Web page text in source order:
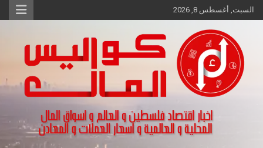
Skip
to
السبت, أغسطس 8, 2026
اخبار اقتصاد فلسطين و العالم و تقارير اسواق المال و العملات